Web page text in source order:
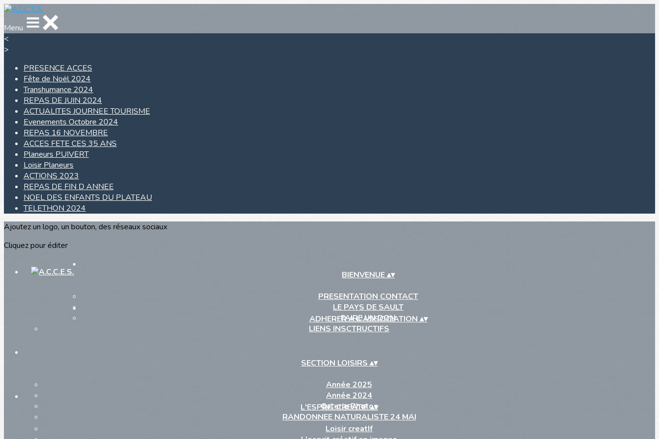
Menu
<
>
PRESENCE ACCES
Fête de Noël 2024
Transhumance 2024
REPAS DE JUIN 2024
ACTUALITES JOURNEE TOURISME
Evenements Octobre 2024
REPAS 16 NOVEMBRE
ACCES FETE CES 35 ANS
Planeurs PUIVERT
Loisir Planeurs
ACTIONS 2023
REPAS DE FIN D ANNEE
NOEL DES ENFANTS DU PLATEAU
TELETHON 2024
Ajoutez un logo, un bouton, des réseaux sociaux
Cliquez pour éditer
BIENVENUE▴▾
PRESENTATION CONTACT
LE PAYS DE SAULT
FAIRE UN DON
LIENS INSCTRUCTIFS
ADHERER A L'ASSOCIATION ▴▾
SECTION LOISIRS ▴▾
Année 2025
Année 2024
Galerie Photos
RANDONNEE NATURALISTE 24 MAI
L'ESPRIT CREATIF▴▾
Loisir creatIf